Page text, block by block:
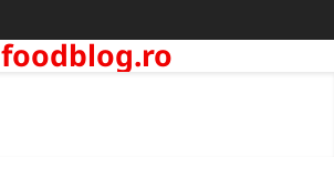
foodblog.ro